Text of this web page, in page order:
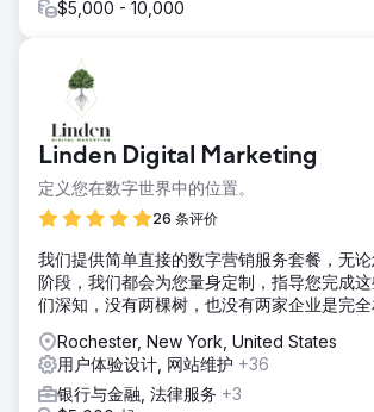
$5,000 - 10,000
Linden Digital Marketing
定义您在数字世界中的位置。
26 条评价
我们提供简单直接的数字营销服务套餐，无
阶段，我们都会为您量身定制，指导您完成
们深知，没有两棵树，也没有两家企业是完全
Rochester, New York, United States
用户体验设计, 网站维护 +36
银行与金融, 法律服务 +3